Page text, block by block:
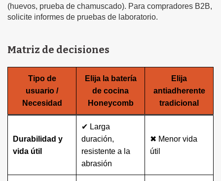
(huevos, prueba de chamuscado). Para compradores B2B,
solicite informes de pruebas de laboratorio.
Matriz de decisiones
Tipo de
usuario /
Necesidad
Elija la batería
de cocina
Honeycomb
Elija
antiadherente
tradicional
Durabilidad y
vida útil
✔ Larga
duración,
resistente a la
abrasión
✖ Menor vida
útil